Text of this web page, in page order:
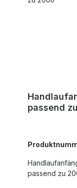
passend
Handlaufanfänger, 40x8mm,
passend zu